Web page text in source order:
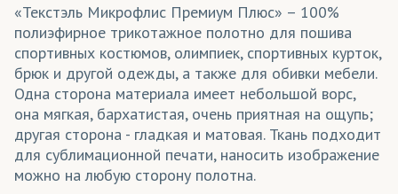
«Текстэль Микрофлис Премиум Плюс» – 100%
полиэфирное трикотажное полотно для пошива
спортивных костюмов, олимпиек, спортивных курток,
брюк и другой одежды, а также для обивки мебели.
Одна сторона материала имеет небольшой ворс,
она мягкая, бархатистая, очень приятная на ощупь;
другая сторона - гладкая и матовая. Ткань подходит
для сублимационной печати, наносить изображение
можно на любую сторону полотна.